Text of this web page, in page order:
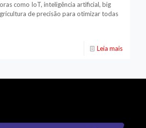
como IoT, inteligência artificial, big
de precisão para otimizar todas
Leia mais